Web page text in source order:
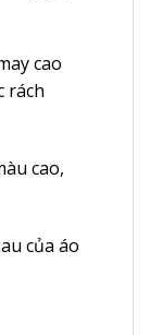
cao
rách
cao,
của áo